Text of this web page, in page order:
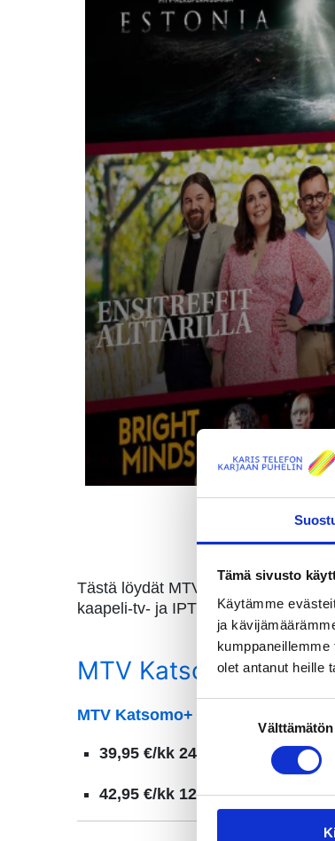
Tämä sivusto
Käytämme
ja
olet antanut heille
Välttämätön
Tästä löydät MTV Katsomon
kaapeli-tv- ja IPTV-asiakkaita.
MTV Katsomo+ ja
MTV Katsomo+ suoratoistopalvelu
39,95 €/kk 24 kk (norm. 49,95
42,95 €/kk 12 kk(norm. 49,95 €/